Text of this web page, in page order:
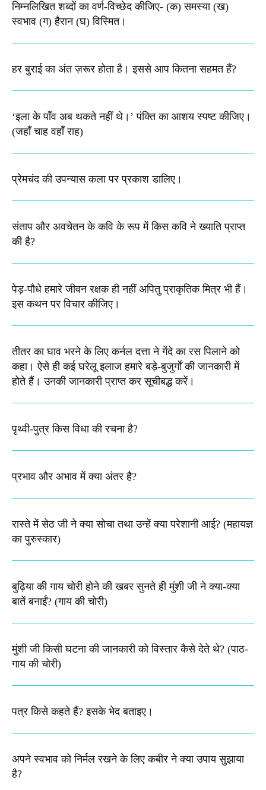
निम्नलिखित शब्दों का वर्ण-विच्छेद कीजिए-​ (क) समस्या (ख)
स्वभाव (ग) हैरान (घ) विस्मित।
हर बुराई का अंत ज़रूर होता है। इससे आप कितना सहमत हैं?
‘इला के पाँव अब थकते नहीं थे।’ पंक्ति का आशय स्पष्ट कीजिए।​
(जहाँ चाह वहाँ राह)
प्रेमचंद की उपन्यास कला पर प्रकाश डालिए।
संताप और अवचेतन के कवि के रूप में किस कवि ने ख्याति प्राप्त
की है?
पेड़-पौधे हमारे जीवन रक्षक ही नहीं अपितु प्राकृतिक मित्र भी हैं।
इस कथन पर विचार कीजिए।
तीतर का घाव भरने के लिए कर्नल दत्ता ने गेंदे का रस पिलाने को
कहा। ऐसे ही कई घरेलू इलाज हमारे बड़े-बुजुर्गों की जानकारी में
होते हैं। उनकी जानकारी प्राप्त कर सूचीबद्ध करें।
पृथ्वी-पुत्र किस विधा की रचना है?
प्रभाव और अभाव में क्या अंतर है?
रास्ते में सेठ जी ने क्या सोचा तथा उन्हें क्या परेशानी आई? (महायज्ञ
का पुरुस्कार)
बुढ़िया की गाय चोरी होने की खबर सुनते ही मुंशी जी ने क्या-क्या
बातें बनाईं? (गाय की चोरी)
मुंशी जी किसी घटना की जानकारी को विस्तार कैसे देते थे​? (पाठ-
गाय की चोरी)
पत्र किसे कहते हैं? इसके भेद बताइए।
अपने स्वभाव को निर्मल रखने के लिए कबीर ने क्या उपाय सुझाया
है?